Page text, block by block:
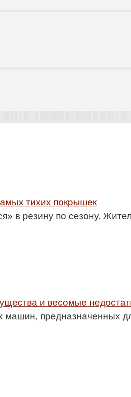
тихих покрышек
в резину по сезону.
и весомые
машин, предназначенных